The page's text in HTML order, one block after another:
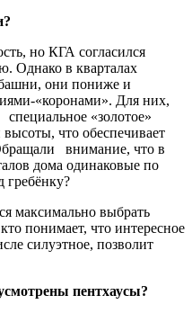
но КГА согласился
Однако в кварталах
они пониже и
«коронами». Для них,
«золотое»
что обеспечивает
внимание, что в
дома одинаковые по
гребёнку?
максимально выбрать
понимает, что интересное
силуэтное, позволит
пентхаусы?